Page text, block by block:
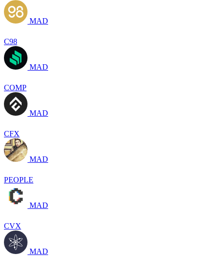
MAD
C98
MAD
COMP
MAD
CFX
MAD
PEOPLE
MAD
CVX
MAD